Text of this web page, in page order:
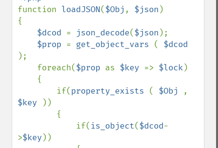
function loadJSON($Obj , $json )
{
$dcod = json_decode($json );
$prop = get_object_vars (
);
    foreach(
$prop as $key => $lock)
        if(
property_exists ( $Obj
$key
))
            if(
is_object($dcod-
>$key ))